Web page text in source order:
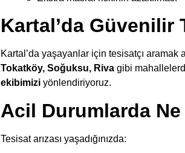
Kartal’da Güvenilir
Kartal’da yaşayanlar için tesisatçı aramak
Tokatköy, Soğuksu, Rivagibi
ekibimiziyönlendiriyoruz.
Acil Durumlarda Ne
Tesisat arızası yaşadığınızda: